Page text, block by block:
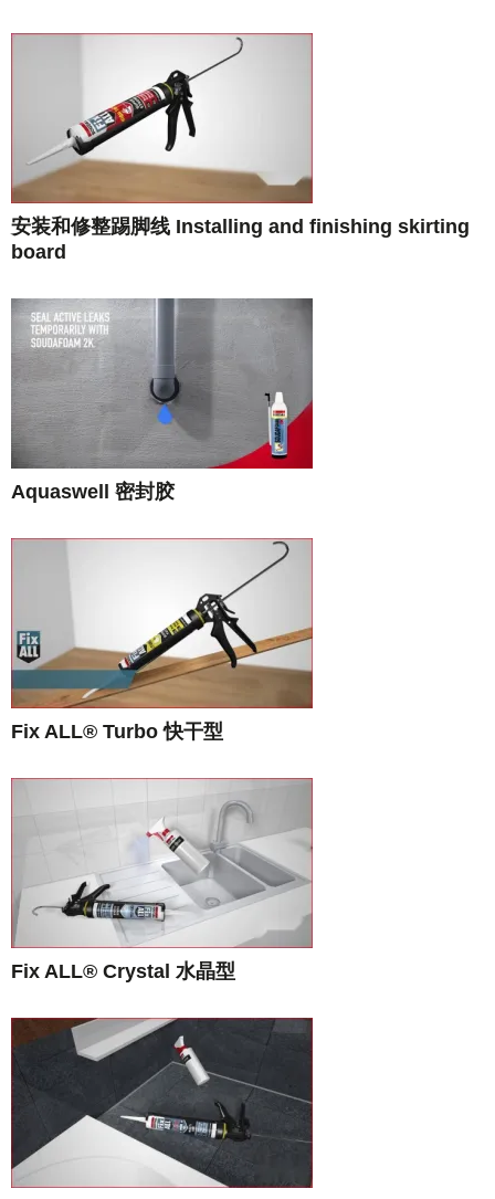
安装和修整踢脚线 Installing and finishing skirting
board
Aquaswell 密封胶
Fix ALL® Turbo 快干型
Fix ALL® Crystal 水晶型